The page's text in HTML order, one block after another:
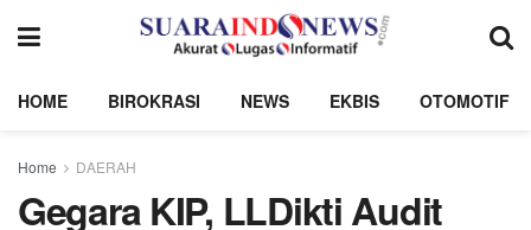
HOME BIROKRASI NEWS EKBIS OTOMOTIF
Home DAERAH
Gegara KIP, LLDikti Audit